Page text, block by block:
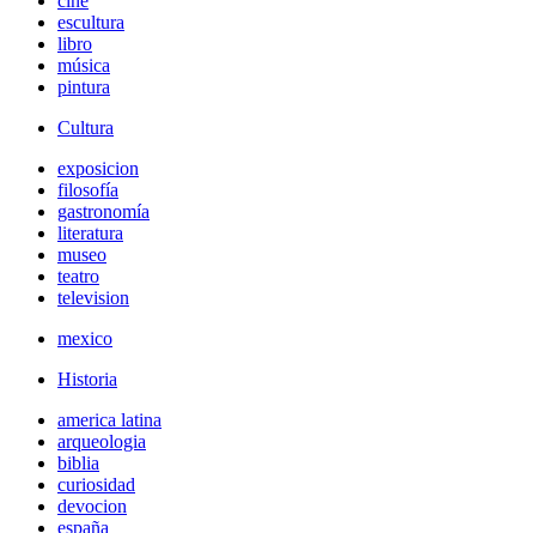
escultura
libro
música
pintura
Cultura
exposicion
filosofía
gastronomía
literatura
museo
teatro
television
mexico
Historia
america latina
arqueologia
biblia
curiosidad
devocion
españa